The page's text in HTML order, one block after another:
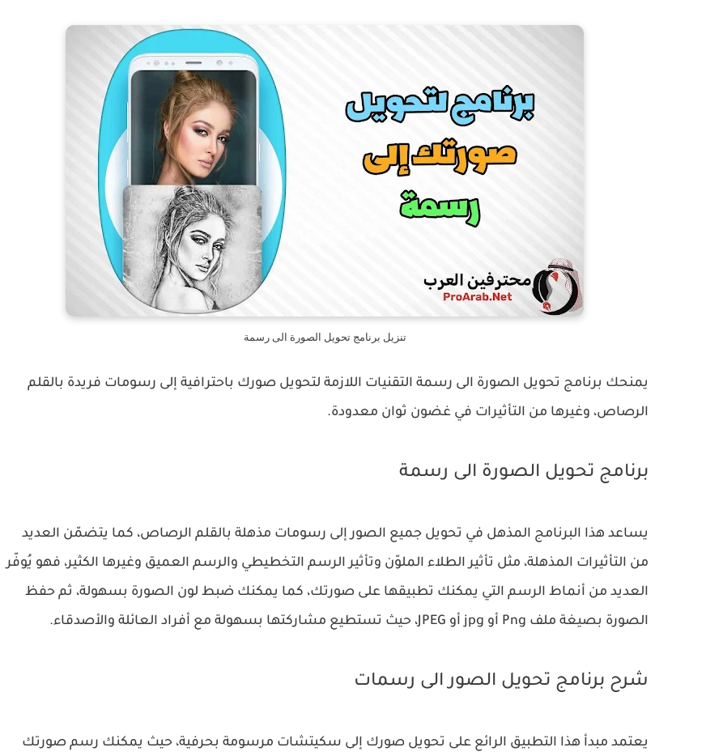
تنزيل برنامج تحويل الصورة الى رسمة
يمنحك برنامج تحويل الصورة الى رسمة التقنيات اللازمة لتحويل صورك باحترافية إلى رسومات فريدة بالقلم
الرصاص، وغيرها من التأثيرات في غضون ثوان معدودة.
برنامج تحويل الصورة الى رسمة
يساعد هذا البرنامج المذهل في تحويل جميع الصور إلى رسومات مذهلة بالقلم الرصاص، كما يتضمّن العديد
من التأثيرات المذهلة، مثل تأثير الطلاء الملوّن وتأثير الرسم التخطيطي والرسم العميق وغيرها الكثير، فهو يُوفّر
العديد من أنماط الرسم التي يمكنك تطبيقها على صورتك، كما يمكنك ضبط لون الصورة بسهولة، ثم حفظ
الصورة بصيغة ملف Png أو jpg أو JPEG، حيث تستطيع مشاركتها بسهولة مع أفراد العائلة والأصدقاء.
شرح برنامج تحويل الصور الى رسمات
يعتمد مبدأ هذا التطبيق الرائع على تحويل صورك إلى سكيتشات مرسومة بحرفية، حيث يمكنك رسم صورتك